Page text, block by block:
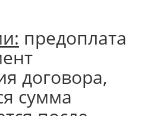
предоплата
договора,
сумма